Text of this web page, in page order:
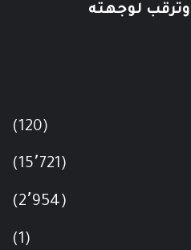
لوجهته
(120)
(15٬721)
(2٬954)
(1)